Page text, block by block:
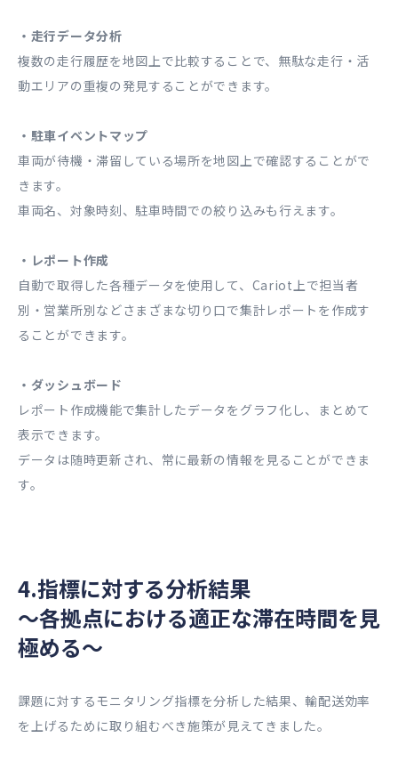
・走行データ分析
複数の走行履歴を地図上で比較することで、無駄な走行・活
動エリアの重複の発見することができます。
・駐車イベントマップ
車両が待機・滞留している場所を地図上で確認することがで
きます。
車両名、対象時刻、駐車時間での絞り込みも行えます。
・レポート作成
自動で取得した各種データを使用して、Cariot上で担当者
別・営業所別などさまざまな切り口で集計レポートを作成す
ることができます。
・ダッシュボード
レポート作成機能で集計したデータをグラフ化し、まとめて
表示できます。
データは随時更新され、常に最新の情報を見ることができま
す。
4.指標に対する分析結果
～各拠点における適正な滞在時間を見
極める～
課題に対するモニタリング指標を分析した結果、輸配送効率
を上げるために取り組むべき施策が見えてきました。